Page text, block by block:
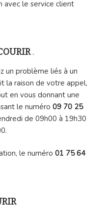
avec le service client
.
un problème liés à un
la raison de votre appel,
en vous donnant une
le numéro 09 70 25
de 09h00 à 19h30
le numéro 01 75 64